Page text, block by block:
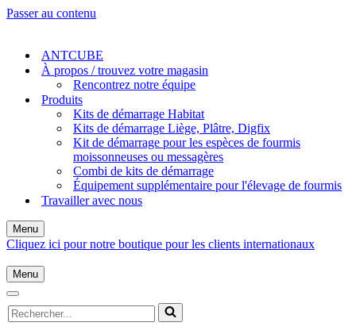
Passer au contenu
ANTCUBE
À propos / trouvez votre magasin
Rencontrez notre équipe
Produits
Kits de démarrage Habitat
Kits de démarrage Liège, Plâtre, Digfix
Kit de démarrage pour les espèces de fourmis
moissonneuses ou messagères
Combi de kits de démarrage
Équipement supplémentaire pour l'élevage de fourmis
Travailler avec nous
Menu
Menu
de
navigation
Cliquez ici pour notre boutique pour les clients internationaux
Menu
Menu
navigation
Menu
de
navigation
Rechercher...